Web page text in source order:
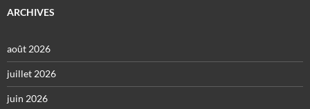
ARCHIVES
août 2026
juillet 2026
juin 2026